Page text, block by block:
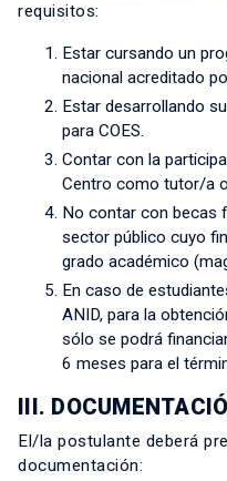
requisitos:
Estar cursando un
nacional acreditado
Estar desarrollando
para COES.
Contar con la
Centro como tutor/a
No contar con becas
sector público cuyo
grado académico
En caso de
ANID, para la
sólo se podrá
6 meses para el
III.
El/la postulante deberá
documentación: